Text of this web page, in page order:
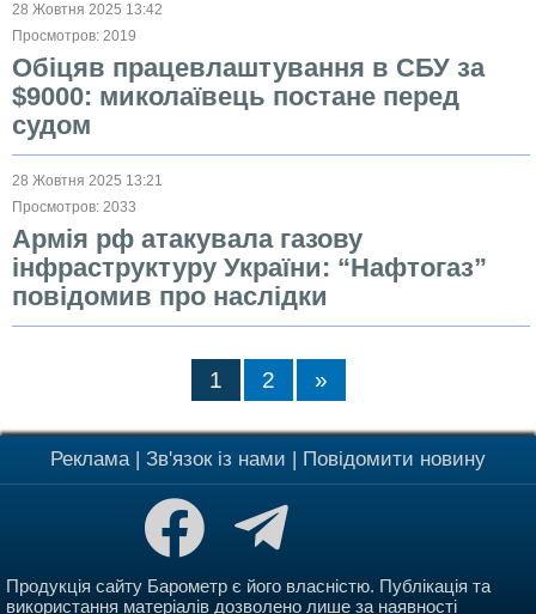
28 Жовтня 2025 13:42
Просмотров: 2019
Обіцяв працевлаштування в СБУ за
$9000: миколаївець постане перед
судом
28 Жовтня 2025 13:21
Просмотров: 2033
Армія рф атакувала газову
інфраструктуру України: “Нафтогаз”
повідомив про наслідки
1 2 »
Реклама| Зв'язок із нами | Повідомити новину
Продукція сайту Барометр є його власністю. Публікація та
використання матеріалів дозволено лише за наявності